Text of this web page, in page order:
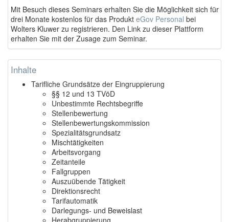
Mit Besuch dieses Seminars erhalten Sie die Möglichkeit sich für
drei Monate kostenlos für das Produkt eGov Personal bei
Wolters Kluwer zu registrieren. Den Link zu dieser Plattform
erhalten Sie mit der Zusage zum Seminar.
Inhalte
Tarifliche Grundsätze der Eingruppierung
§§ 12 und 13 TVöD
Unbestimmte Rechtsbegriffe
Stellenbewertung
Stellenbewertungskommission
Spezialitätsgrundsatz
Mischtätigkeiten
Arbeitsvorgang
Zeitanteile
Fallgruppen
Auszuübende Tätigkeit
Direktionsrecht
Tarifautomatik
Darlegungs- und Beweislast
Herabgruppierung